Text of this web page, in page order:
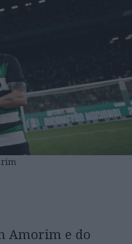
Amorim e do